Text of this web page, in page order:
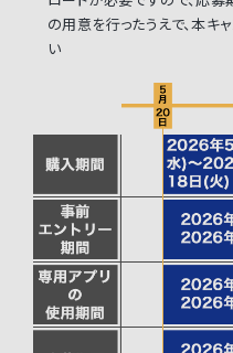
の用意を行ったうえで、本キ
い